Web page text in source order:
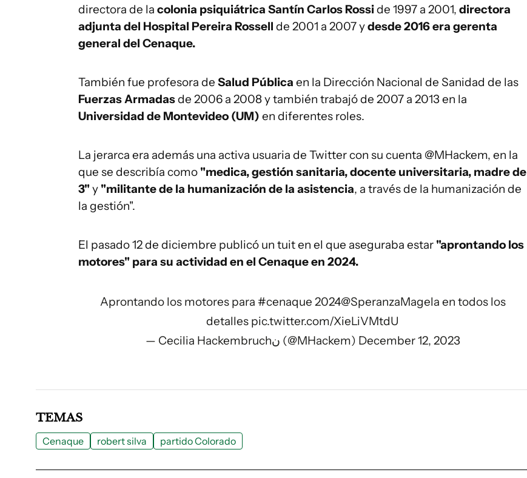
directora de la colonia psiquiátrica Santín Carlos Rossi de 1997 a 2001, directora
adjunta del Hospital Pereira Rossell de 2001 a 2007 ydesde 2016 era gerenta
general del Cenaque.
También fue profesora de Salud Pública en la Dirección Nacional de Sanidad de las
Fuerzas Armadasde 2006 a 2008 y también trabajó de 2007 a 2013 en la
Universidad de Montevideo (UM) en diferentes roles.
La jerarca era además una activa usuaria de Twitter con su cuenta @MHackem, en la
que se describía como "medica, gestión sanitaria, docente universitaria, madre de
3"y "militante de la humanización de la asistencia, a través de la humanización de
la gestión".
El pasado 12 de diciembre publicó un tuit en el que aseguraba estar "aprontando los
motores" para su actividad en el Cenaque en 2024.
Aprontando los motores para #cenaque 2024@SperanzaMagela en todos los
detalles pic.twitter.com/XieLiVMtdU
— Cecilia Hackembruchن (@MHackem) December 12, 2023
TEMAS
Cenaque robert silva partido Colorado